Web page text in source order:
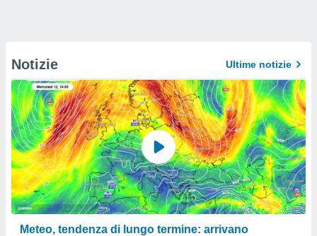
Notizie Ultime notizie
Meteo, tendenza di lungo termine: arrivano